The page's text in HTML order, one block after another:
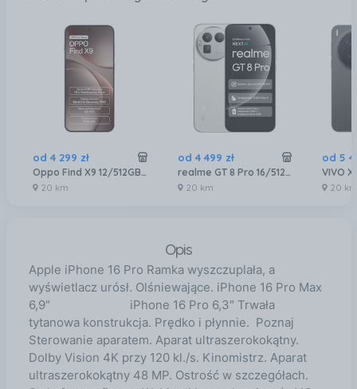
od4 299 zł
Oppo Find X9 12/512GB Szary
20 km
od 4 499 zł
realme GT 8 Pro 16/512GB Biały
20 km
od 5
20 km
Opis
Apple iPhone 16 Pro Ramka wyszczuplała, a
wyświetlacz urósł. Olśniewające. iPhone 16 Pro Max
6,9″ iPhone 16 Pro 6,3″ Trwała
tytanowa konstrukcja. Prędko i płynnie. Poznaj
Sterowanie aparatem. Aparat ultraszerokokątny.
Dolby Vision 4K przy 120 kl./s. Kinomistrz. Aparat
ultraszerokokątny 48 MP. Ostrość w szczegółach.